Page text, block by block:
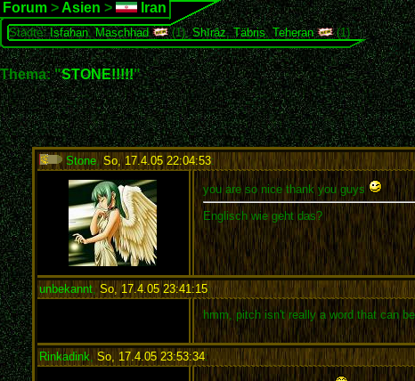
Forum > Asien > Iran
Städte:Isfahan,Maschhad (1),Shīrāz,Täbris,Teheran (1)
Thema: "STONE!!!!!"
Stone,So, 17.4.05 22:04:53:
you are so nice thank you guys
Englisch wie geht das?
unbekannt, So, 17.4.05 23:41:15:
hmm, pitch isn't really a word that can
Rinkadink , So, 17.4.05 23:53:34: